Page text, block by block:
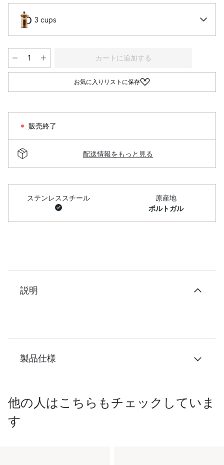
3 cups
カートに追加する
お気に入りリストに保存
販売終了
配送情報をもっと見る
ステンレススチール
原産地
ポルトガル
説明
製品仕様
他の人はこちらもチェックしていま
す